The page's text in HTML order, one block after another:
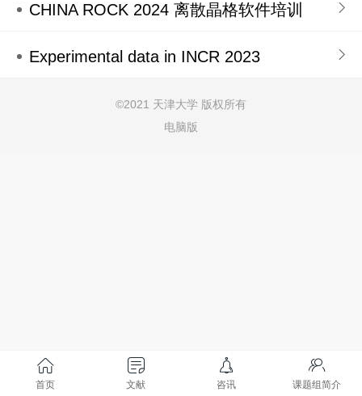
CHINA ROCK 2024 离散晶格软件培训
Experimental data in INCR 2023
©2021 天津大学 版权所有
电脑版
首页 文献 咨讯 课题组简介